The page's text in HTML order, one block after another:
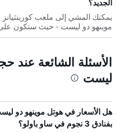
الجديد؟
يمكنك المشي إلى ملعب كورينثيانز
موينهو دو ليست - حيث ستكون على
الأسئلة الشائعة عند
ليست
هل الأسعار في هوتل موينهو دو
بفنادق 3 نجوم في ساو باولو؟